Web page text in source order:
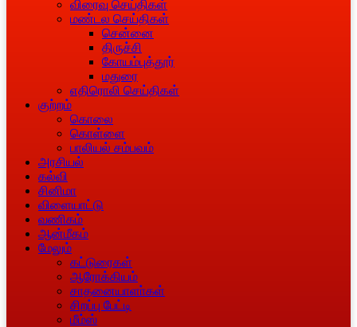
விரைவு செய்திகள்
மண்டல செய்திகள்
சென்னை
திருச்சி
கோயம்புத்தூர்
மதுரை
எதிரொலி செய்திகள்
குற்றம்
கொலை
கொள்ளை
பாலியல் சம்பவம்
அரசியல்
கல்வி
சினிமா
விளையாட்டு
வணிகம்
ஆன்மீகம்
மேலும்
கட்டுரைகள்
ஆரோக்கியம்
சாதனையாளா்கள்
சிறப்பு பேட்டி
மீம்ஸ்